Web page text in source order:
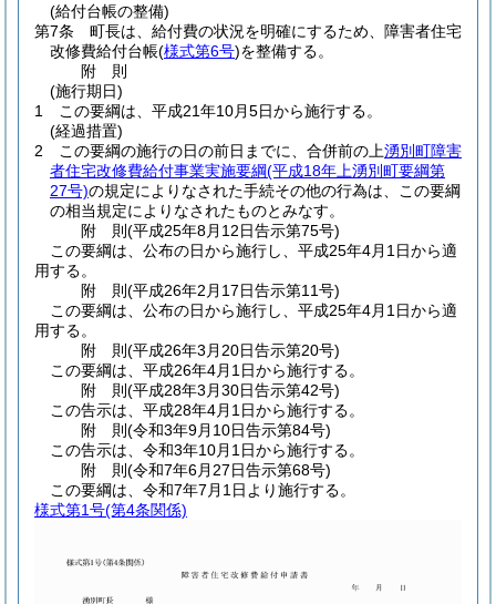
(給付台帳の整備)
第7条
町長は、給付費の状況を明確にするため、障害者住宅
改修費給付台帳(様式第6号)を整備する。
附 則
(施行期日)
1
この要綱は、平成21年10月5日から施行する。
(経過措置)
2
この要綱の施行の日の前日までに、合併前の上湧別町障害
者住宅改修費給付事業実施要綱(平成18年上湧別町要綱第
27号)の規定によりなされた手続その他の行為は、この要綱
の相当規定によりなされたものとみなす。
附 則(平成25年8月12日告示第75号)
この要綱は、公布の日から施行し、平成25年4月1日から適
用する。
附 則(平成26年2月17日告示第11号)
この要綱は、公布の日から施行し、平成25年4月1日から適
用する。
附 則(平成26年3月20日告示第20号)
この要綱は、平成26年4月1日から施行する。
附 則(平成28年3月30日告示第42号)
この告示は、平成28年4月1日から施行する。
附 則(令和3年9月10日告示第84号)
この告示は、令和3年10月1日から施行する。
附 則(令和7年6月27日告示第68号)
この要綱は、令和7年7月1日より施行する。
様式第1号(第4条関係)